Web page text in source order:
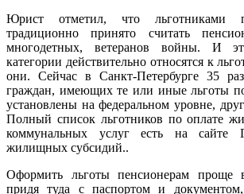
Юрист отметил, что
традиционно принято считать
многодетных, ветеранов войны. И
категории действительно относятся к
они. Сейчас в Санкт-Петербурге 35
граждан, имеющих те или иные льготы
установлены на федеральном уровне,
Полный список льготников по оплате
коммунальных услуг есть на сайте
жилищных субсидий..
Оформить льготы пенсионерам проще
придя туда с паспортом и